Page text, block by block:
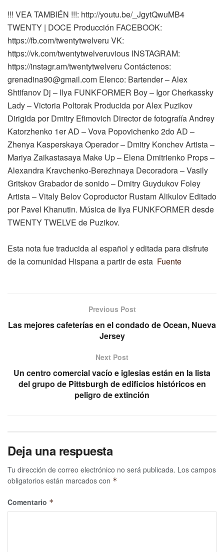
!!! VEA TAMBIÉN !!!: http://youtu.be/_JgytQwuMB4
TWENTY | DOCE Producción FACEBOOK:
https://fb.com/twentytwelveru VK:
https://vk.com/twentytwelveruvious INSTAGRAM:
https://instagr.am/twentytwelveru Contáctenos:
grenadina90@gmail.com Elenco: Bartender – Alex
Shtifanov Dj – Ilya FUNKFORMER Boy – Igor Cherkassky
Lady – Victoria Poltorak Producida por Alex Puzikov
Dirigida por Dmitry Efimovich Director de fotografía Andrey
Katorzhenko 1er AD – Vova Popovichenko 2do AD –
Zhenya Kasperskaya Operador – Dmitry Konchev Artista –
Mariya Zaikastasaya Make Up – Elena Dmitrienko Props –
Alexandra Kravchenko-Berezhnaya Decoradora – Vasily
Gritskov Grabador de sonido – Dmitry Guydukov Foley
Artista – Vitaly Belov Coproductor Rustam Alikulov Editado
por Pavel Khanutin. Música de Ilya FUNKFORMER desde
TWENTY TWELVE de Puzikov.
Esta nota fue traducida al español y editada para disfrute
de la comunidad Hispana a partir de esta Fuente
Previous Post
Las mejores cafeterías en el condado de Ocean, Nueva
Jersey
Next Post
Un centro comercial vacío e iglesias están en la lista
del grupo de Pittsburgh de edificios históricos en
peligro de extinción
Deja una respuesta
Tu dirección de correo electrónico no será publicada. Los campos
obligatorios están marcados con *
Comentario *